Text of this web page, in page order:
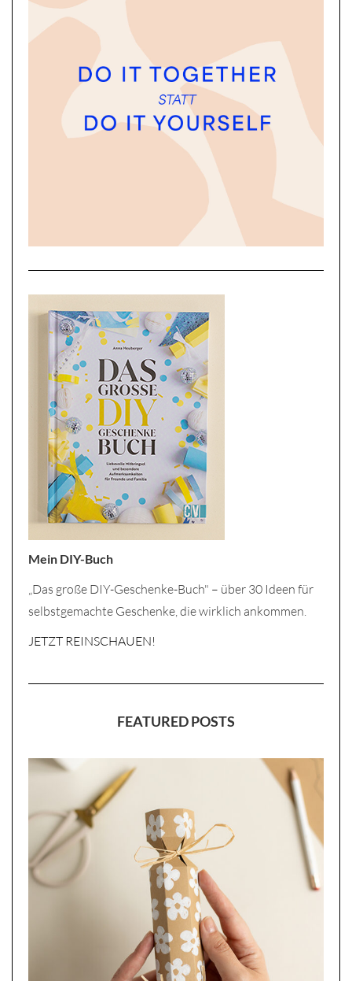
Mein DIY-Buch
„Das große DIY-Geschenke-Buch" – über 30 Ideen für
selbstgemachte Geschenke, die wirklich ankommen.
JETZT REINSCHAUEN!
FEATURED POSTS